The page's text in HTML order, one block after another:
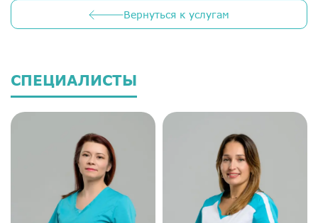
Справка для налоговой
Вернуться к услугам
СПЕЦИАЛИСТЫ